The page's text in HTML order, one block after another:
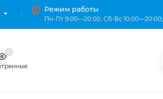
Режим работы
Пн-Пт 9:00—20:00; Сб-Вс 10:00—20:00;